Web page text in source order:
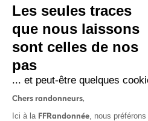
Les seules traces
que nous laissons
sont celles de nos
pas
... et peut-être quelques
Chers randonneurs,
Ici à la FFRandonnée, nous